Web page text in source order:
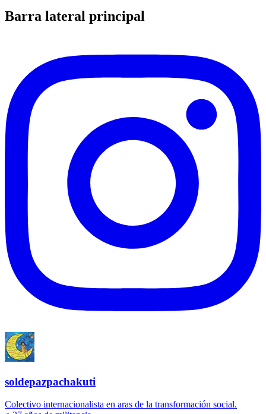
Barra lateral principal
soldepazpachakuti
Colectivo internacionalista en aras de la transformación social.